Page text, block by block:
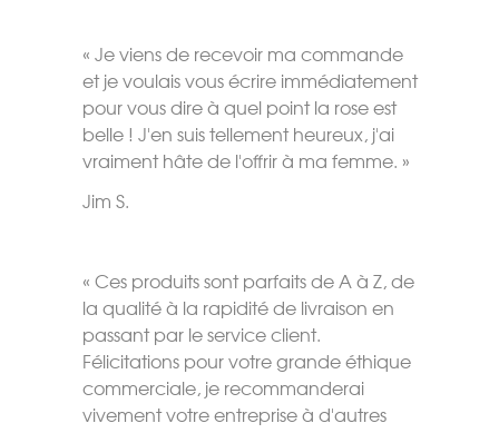
« Je viens de recevoir ma commande
et je voulais vous écrire immédiatement
pour vous dire à quel point la rose est
belle ! J'en suis tellement heureux, j'ai
vraiment hâte de l'offrir à ma femme. »
Jim S.
« Ces produits sont parfaits de A à Z, de
la qualité à la rapidité de livraison en
passant par le service client.
Félicitations pour votre grande éthique
commerciale, je recommanderai
vivement votre entreprise à d'autres